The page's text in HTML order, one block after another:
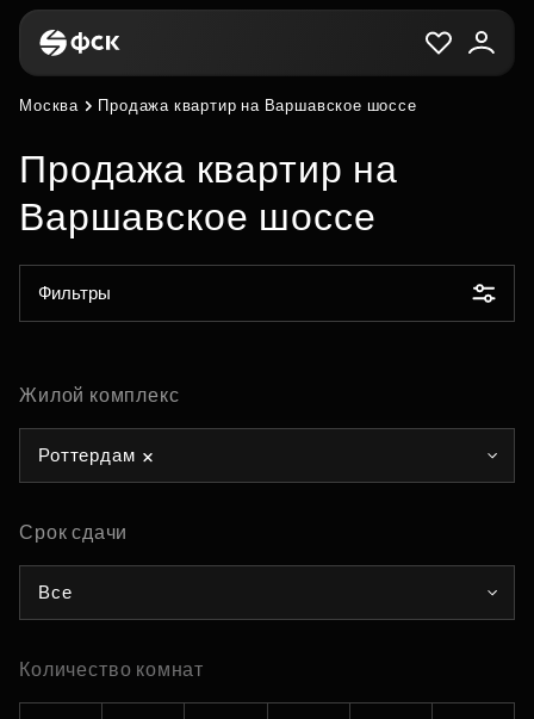
Москва Продажа квартир на Варшавское шоссе
Продажа квартир на
Варшавское шоссе
Фильтры
Жилой комплекс
Роттердам
Срок сдачи
Все
Количество комнат